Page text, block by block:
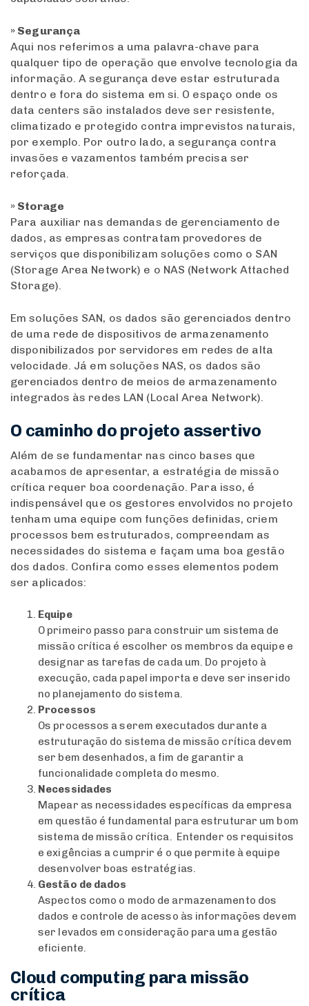
» Segurança
Aqui nos referimos a uma palavra-chave para
qualquer tipo de operação que envolve tecnologia da
informação. A segurança deve estar estruturada
dentro e fora do sistema em si. O espaço onde os
data centers são instalados deve ser resistente,
climatizado e protegido contra imprevistos naturais,
por exemplo. Por outro lado, a segurança contra
invasões e vazamentos também precisa ser
reforçada.
» Storage
Para auxiliar nas demandas de gerenciamento de
dados, as empresas contratam provedores de
serviços que disponibilizam soluções como o SAN
(Storage Area Network) e o NAS (Network Attached
Storage).
Em soluções SAN, os dados são gerenciados dentro
de uma rede de dispositivos de armazenamento
disponibilizados por servidores em redes de alta
velocidade. Já em soluções NAS, os dados são
gerenciados dentro de meios de armazenamento
integrados às redes LAN (Local Area Network).
O caminho do projeto assertivo
Além de se fundamentar nas cinco bases que
acabamos de apresentar, a estratégia de missão
crítica requer boa coordenação. Para isso, é
indispensável que os gestores envolvidos no projeto
tenham uma equipe com funções definidas, criem
processos bem estruturados, compreendam as
necessidades do sistema e façam uma boa gestão
dos dados. Confira como esses elementos podem
ser aplicados:
Equipe
O primeiro passo para construir um sistema de
missão crítica é escolher os membros da equipe e
designar as tarefas de cada um. Do projeto à
execução, cada papel importa e deve ser inserido
no planejamento do sistema.
Processos
Os processos a serem executados durante a
estruturação do sistema de missão crítica devem
ser bem desenhados, a fim de garantir a
funcionalidade completa do mesmo.
Necessidades
Mapear as necessidades específicas da empresa
em questão é fundamental para estruturar um bom
sistema de missão crítica. Entender os requisitos
e exigências a cumprir é o que permite à equipe
desenvolver boas estratégias.
Gestão de dados
Aspectos como o modo de armazenamento dos
dados e controle de acesso às informações devem
ser levados em consideração para uma gestão
eficiente.
Cloud computing para missão
crítica